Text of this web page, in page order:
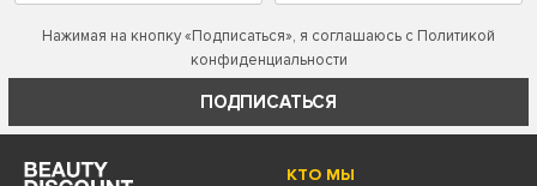
Нажимая на кнопку «Подписаться», я соглашаюсь с Политикой
конфиденциальности
ПОДПИСАТЬСЯ
КТО МЫ